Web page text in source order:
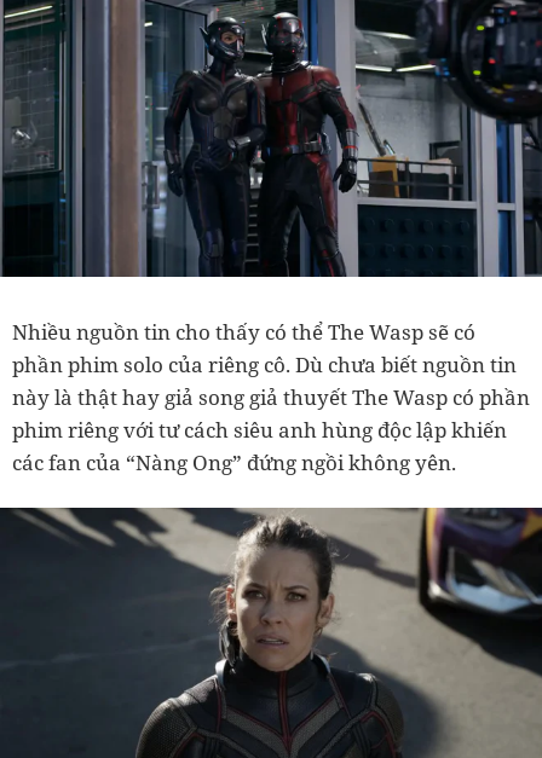
Nhiều nguồn tin cho thấy có thể The Wasp sẽ có
phần phim solo của riêng cô. Dù chưa biết nguồn tin
này là thật hay giả song giả thuyết The Wasp có phần
phim riêng với tư cách siêu anh hùng độc lập khiến
các fan của “Nàng Ong” đứng ngồi không yên.